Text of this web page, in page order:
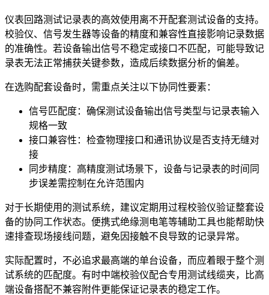
仪表回路测试记录表的高效使用离不开配套测试设备的支持。
校验仪、 信号发生器等设备的精度和兼容性直接影响记录数据
的准确性。若设备输出信号不稳定或接口不匹配，可能导致记
录表无法正常捕获关键参数，造成后续数据分析的偏差。
在选购配套设备时，需重点关注以下协同性要素：
信号匹配度：确保测试设备输出信号类型与记录表输入
规格一致
接口兼容性：检查物理接口和通讯协议是否支持无缝对
接
同步精度：高精度测试场景下，设备与记录表的时间同
步误差需控制在允许范围内
对于长期使用的测试系统，建议定期用过程校验仪验证整套设
备的协同工作状态。 便携式绝缘测电笔等辅助工具也能帮助快
速排查现场接线问题，避免因接触不良导致的记录异常。
实际配置时，不必追求最高端的单台设备，而应着眼于整个测
试系统的匹配度。有时中端校验仪配合专用测试线缆夹，比高
端设备搭配不兼容附件更能保证记录表的稳定工作。